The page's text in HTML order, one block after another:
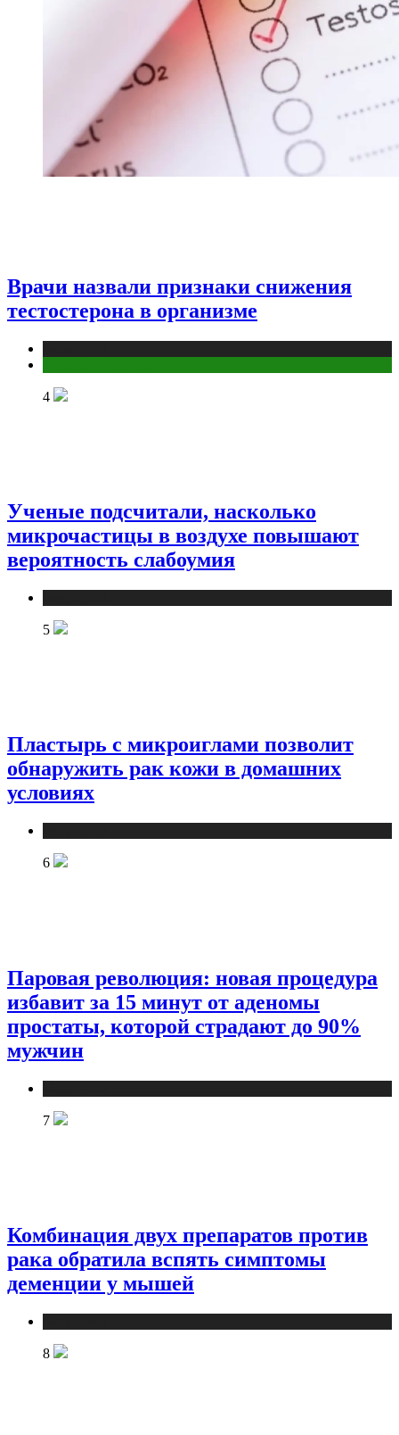
Врачи назвали признаки снижения
тестостерона в организме
4
Ученые подсчитали, насколько
микрочастицы в воздухе повышают
вероятность слабоумия
5
Пластырь с микроиглами позволит
обнаружить рак кожи в домашних
условиях
6
Паровая революция: новая процедура
избавит за 15 минут от аденомы
простаты, которой страдают до 90%
мужчин
7
Комбинация двух препаратов против
рака обратила вспять симптомы
деменции у мышей
8